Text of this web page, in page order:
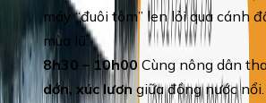
máy “đuôi tôm” len lỏi qua cánh
mùa lũ.
8h30 – 10h00 Cùng nông dân
dớn, xúc lươn giữa đồng nước